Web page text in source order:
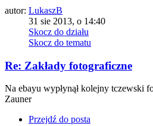
autor: LukaszB
31 sie 2013, o 14:40
Skocz do działu
Skocz do tematu
Re: Zakłady fotograficzne
Na ebayu wypłynął kolejny tczewski
Zauner
Przejdź do posta